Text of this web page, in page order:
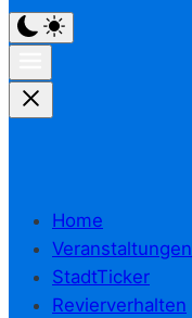
Home
Veranstaltungen
StadtTicker
Revierverhalten